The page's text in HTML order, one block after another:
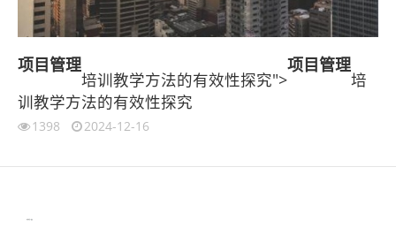
项目管理
培训教学方法的有效性探究">
项目管理
培
训教学方法的有效性探究
1398 2024-12-16